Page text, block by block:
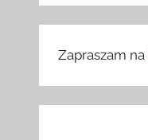
Zapraszam na